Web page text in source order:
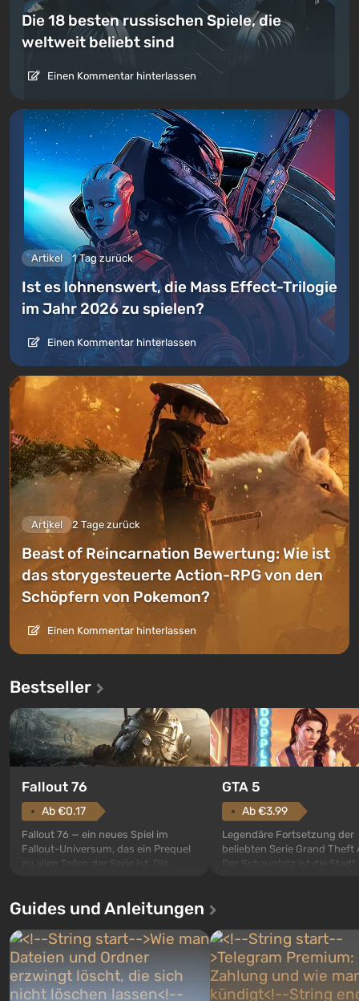
Die 18 besten russischen Spiele, die
weltweit beliebt sind
Einen Kommentar hinterlassen
Artikel 1 Tag zurück
Ist es lohnenswert, die Mass Effect-Trilogie
im Jahr 2026 zu spielen?
Einen Kommentar hinterlassen
Artikel 2 Tage zurück
Beast of Reincarnation Bewertung: Wie ist
das storygesteuerte Action-RPG von den
Schöpfern von Pokemon?
Einen Kommentar hinterlassen
Bestseller
Fallout 76
Ab €0.17
Fallout 76 — ein neues Spiel im
Fallout-Universum, das ein Prequel
zu allen Teilen der Serie ist. Die
sollte laut den Plänen der Vault-Tec-
nach dem Abwurf von Atombomben
auf Amerika geöffnet wird. De...
GTA 5
Ab €3.99
Legendäre Fortsetzung der
beliebten Serie Grand Theft
Der Schauplatz ist die Stadt
Michael, Trevor und Franklin,
zwischen denen Sie
wechse...
Guides und Anleitungen